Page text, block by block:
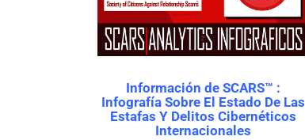
Información de SCARS™ :
Infografía Sobre El Estado De Las
Estafas Y Delitos Cibernéticos
Internacionales